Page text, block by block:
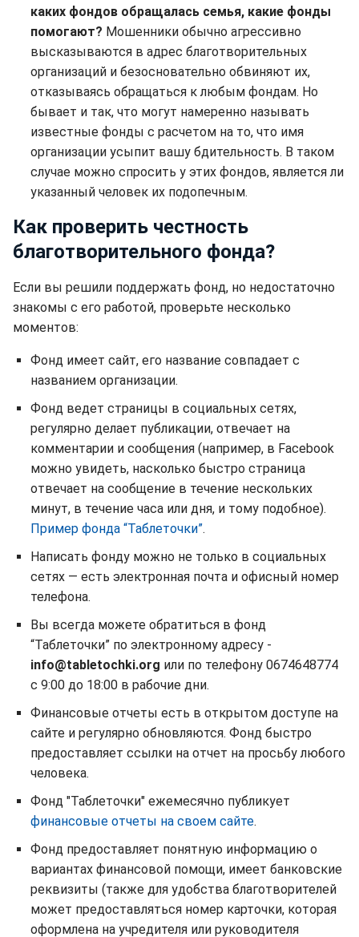
каких фондов обращалась семья, какие фонды
помогают? Мошенники обычно агрессивно
высказываются в адрес благотворительных
организаций и безосновательно обвиняют их,
отказываясь обращаться к любым фондам. Но
бывает и так, что могут намеренно называть
известные фонды с расчетом на то, что имя
организации усыпит вашу бдительность. В таком
случае можно спросить у этих фондов, является ли
указанный человек их подопечным.
Как проверить честность
благотворительного фонда?
Если вы решили поддержать фонд, но недостаточно
знакомы с его работой, проверьте несколько
моментов:
Фонд имеет сайт, его название совпадает с
названием организации.
Фонд ведет страницы в социальных сетях,
регулярно делает публикации, отвечает на
комментарии и сообщения (например, в Facebook
можно увидеть, насколько быстро страница
отвечает на сообщение в течение нескольких
минут, в течение часа или дня, и тому подобное).
Пример фонда “Таблеточки”.
Написать фонду можно не только в социальных
сетях — есть электронная почта и офисный номер
телефона.
Вы всегда можете обратиться в фонд
“Таблеточки” по электронному адресу -
info@tabletochki.org или по телефону 0674648774
с 9:00 до 18:00 в рабочие дни.
Финансовые отчеты есть в открытом доступе на
сайте и регулярно обновляются. Фонд быстро
предоставляет ссылки на отчет на просьбу любого
человека.
Фонд "Таблеточки" ежемесячно публикует
финансовые отчеты на своем сайте.
Фонд предоставляет понятную информацию о
вариантах финансовой помощи, имеет банковские
реквизиты (также для удобства благотворителей
может предоставляться номер карточки, которая
оформлена на учредителя или руководителя